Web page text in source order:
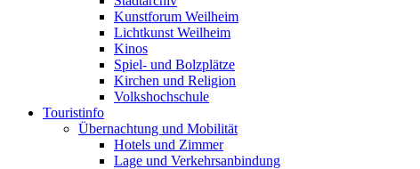
Kunstforum Weilheim
Lichtkunst Weilheim
Kinos
Spiel- und Bolzplätze
Kirchen und Religion
Volkshochschule
Touristinfo
Übernachtung und Mobilität
Hotels und Zimmer
Lage und Verkehrsanbindung